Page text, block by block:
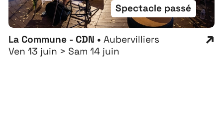
La Commune - CDN •Aubervilliers
Ven 13 juin > Sam 14 juin
Spectacle passé